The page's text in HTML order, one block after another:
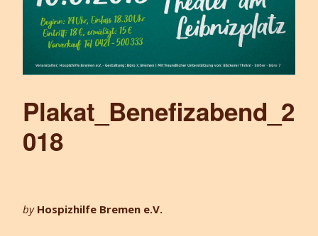
Plakat_Benefizabend_2
018
by Hospizhilfe Bremen e.V.